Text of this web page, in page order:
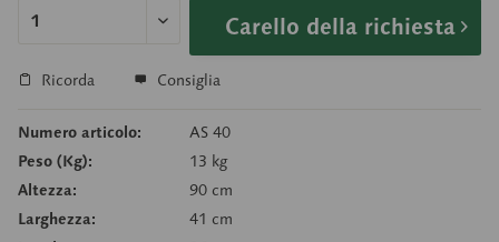
Carello della richiesta
Ricorda Consiglia
Numero articolo:
AS 40
Peso (Kg):
13 kg
Altezza:
90 cm
Larghezza:
41 cm